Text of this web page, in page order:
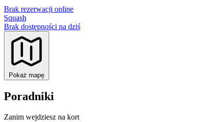
Brak rezerwacji online
Squash
Brak dostępności na dziś
Pokaż mapę
Poradniki
Zanim wejdziesz na kort